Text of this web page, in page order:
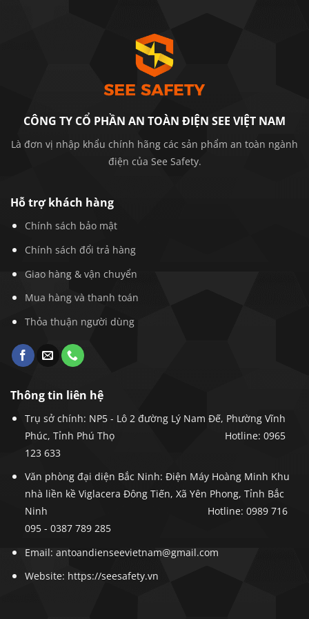
dụng, không yêu cầu nhiều công việc phức tạp.
Độ bền cao và khả năng hoạt động ổn định trong
thời gian dài là những yếu tố giúp SEE PRO 1P – 63A
việc bảo vệ hệ thống điện.
CÔNG TY CỔ PHẦN AN TOÀN ĐIỆN SEE VIỆT NAM
Là đơn vị nhập khẩu chính hãng các sản phẩm an toàn ngành
điện của See Safety.
Hỗ trợ khách hàng
Chính sách bảo mật
Chính sách đổi trả hàng
Giao hàng & vận chuyển
Mua hàng và thanh toán
Thỏa thuận người dùng
Thông tin liên hệ
Trụ sở chính: NP5 - Lô 2 đường Lý Nam Đế, Phường Vĩnh
Phúc, Tỉnh Phú Thọ Hotline: 0965
123 633
Văn phòng đại diện Bắc Ninh: Điện Máy Hoàng Minh Khu
nhà liền kề Viglacera Đông Tiến, Xã Yên Phong, Tỉnh Bắc
Ninh Hotline: 0989 716
095 - 0387 789 285
Email: antoandienseevietnam@gmail.com
Website: https://seesafety.vn